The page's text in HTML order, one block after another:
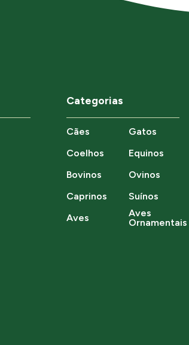
Categorias
Cães
Gatos
Coelhos
Equinos
Bovinos
Ovinos
Caprinos
Suínos
Aves
Aves
Ornamentais